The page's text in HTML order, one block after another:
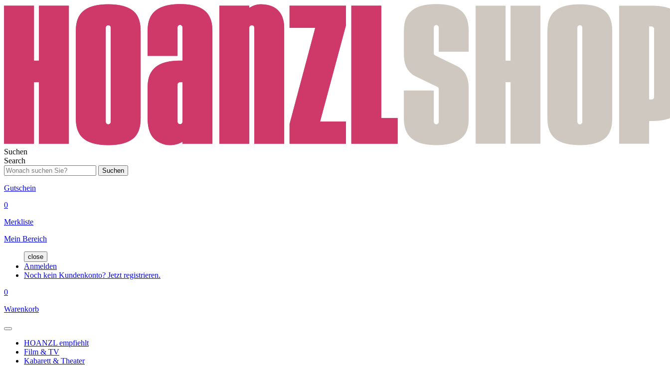
Suchen
Search
Suchen
Gutschein
0
Merkliste
Mein Bereich
close
Anmelden
Noch kein Kundenkonto? Jetzt registrieren.
0
Warenkorb
HOANZL empfiehlt
Film & TV
Kabarett & Theater